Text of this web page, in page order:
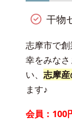
干物
志摩市で
幸をみな
い、 志摩
ます♪
会員：100